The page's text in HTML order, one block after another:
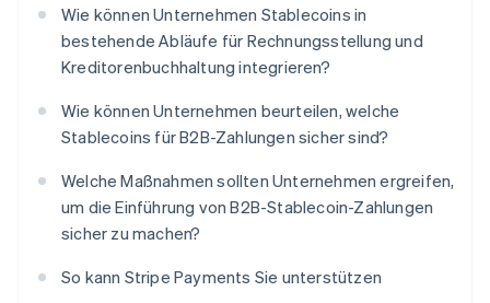
Wie können Unternehmen Stablecoins in
bestehende Abläufe für Rechnungsstellung und
Kreditorenbuchhaltung integrieren?
Wie können Unternehmen beurteilen, welche
Stablecoins für B2B-Zahlungen sicher sind?
Welche Maßnahmen sollten Unternehmen ergreifen,
um die Einführung von B2B-Stablecoin-Zahlungen
sicher zu machen?
So kann Stripe Payments Sie unterstützen